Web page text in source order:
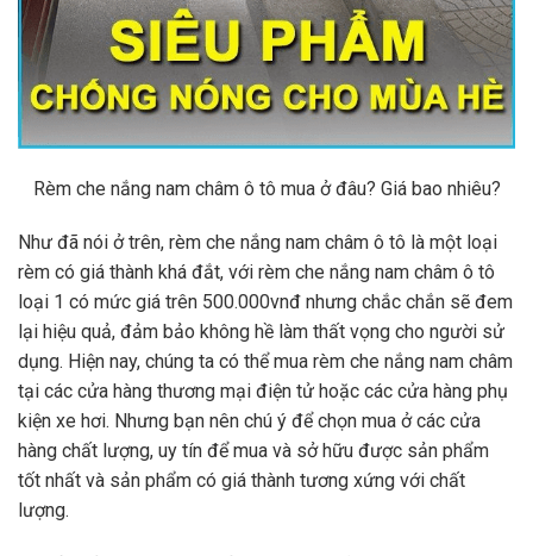
rèm có giá thành khá đắt, với rèm che nắng nam châm ô tô
loại 1 có mức giá trên 500.000vnđ nhưng chắc chắn sẽ đem
lại hiệu quả, đảm bảo không hề làm thất vọng cho người sử
dụng. Hiện nay, chúng ta có thể mua rèm che nắng nam châm
tại các cửa hàng thương mại điện tử hoặc các cửa hàng phụ
hàng chất lượng, uy tín để mua và sở hữu được sản phẩm
lượng.
Đã rất nhiều người mua nhầm rèm che nắng nam châm ô tô
loại 2 mà có giá loại 1, như vậy sẽ gây sự thất vọng và ức
chế khi sử dụng.
Mong rằng bài viết về rèm che nắng nam châm của ô tô mà
OroKing Autođã cung cấp đến các bạn sẽ đem lại bạn nhiều
thông tin bổ. Đừng quên OroKing Autođang có rất nhiều sản
phẩm rèm che nắng loại 1, chất lượng cho nhiều dòng xe để